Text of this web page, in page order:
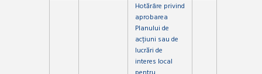
Hotărâre privind
aprobarea
Planului de
acțiuni sau de
lucrări de
interes local